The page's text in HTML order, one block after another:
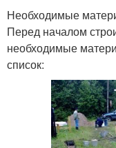
Необходимые
Перед началом
необходимые
список: